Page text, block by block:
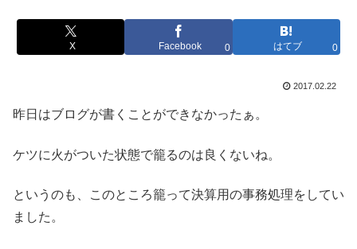
X Facebook 0 はてブ 0
2017.02.22
昨日はブログが書くことができなかったぁ。
ケツに火がついた状態で籠るのは良くないね。
というのも、このところ籠って決算用の事務処理をしてい
ました。